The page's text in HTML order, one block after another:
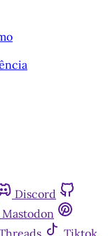
Discord
Mastodon
Tiktok